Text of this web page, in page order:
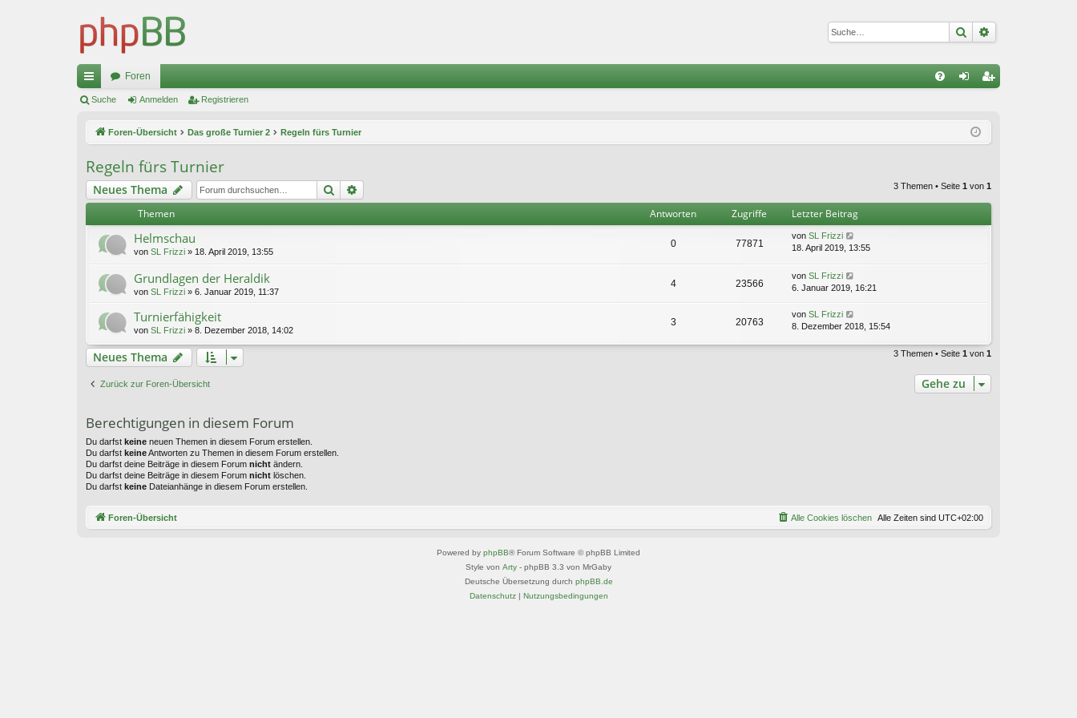
Suche
ch
ug
riff
Foren
ist
Suche Anmelden Registrieren
Foren-Übersicht Das große Turnier 2 Regeln fürs Turnier
Regeln fürs Turnier
Neues Thema Suche 3 Themen • Seite 1 von 1
Themen Antworten Zugriffe Letzter Beitrag
Helmschau
von SL Frizzi » 18. April 2019, 13:55
0 77871
von SL Frizzi
18. April 2019, 13:55
Grundlagen der Heraldik
von SL Frizzi » 6. Januar 2019, 11:37
4 23566
von SL Frizzi
6. Januar 2019, 16:21
Turnierfähigkeit
von SL Frizzi » 8. Dezember 2018, 14:02
3 20763
von SL Frizzi
8. Dezember 2018, 15:54
Neues Thema 3 Themen • Seite 1 von 1
Zurück zur Foren-Übersicht Gehe zu
Berechtigungen in diesem Forum
Du darfst keine neuen Themen in diesem Forum erstellen.
Du darfst keineAntworten zu Themen in diesem Forum erstellen.
Du darfst deine Beiträge in diesem Forum nicht ändern.
Du darfst deine Beiträge in diesem Forum nicht löschen.
Du darfst keine Dateianhänge in diesem Forum erstellen.
Foren-Übersicht Alle Zeiten sind UTC+02:00
Alle Cookies löschen
Powered by phpBB® Forum Software © phpBB Limited
Style von Arty - phpBB 3.3 von MrGaby
Deutsche Übersetzung durch phpBB.de
Datenschutz| Nutzungsbedingungen